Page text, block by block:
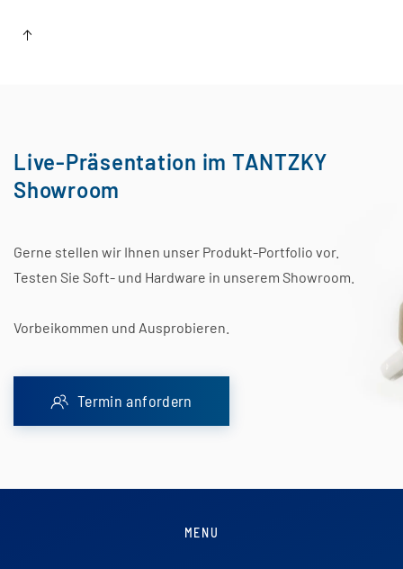
Live-Präsentation im TANTZKY
Showroom
Gerne stellen wir Ihnen unser Produkt-Portfolio vor.
Testen Sie Soft- und Hardware in unserem Showroom.
Vorbeikommen und Ausprobieren.
Termin anfordern
MENU